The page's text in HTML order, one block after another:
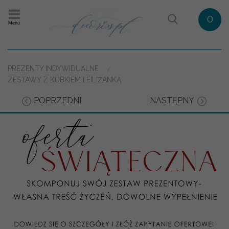
Menu 0
PREZENTY INDYWIDUALNE
ZESTAWY Z KUBKIEM I FILIŻANKĄ
POPRZEDNI NASTĘPNY